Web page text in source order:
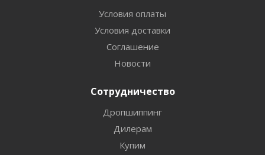
Условия оплаты
Условия доставки
Соглашение
Новости
Сотрудничество
Дропшиппинг
Дилерам
Купим